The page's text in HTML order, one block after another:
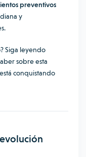
preventivos
y
Siga leyendo
sobre esta
conquistando